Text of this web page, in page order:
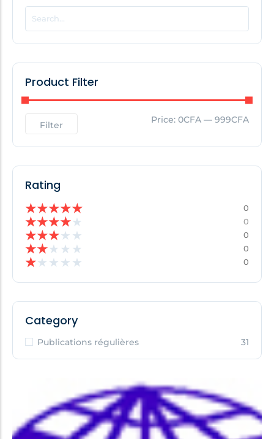
POPULAR THIS WEEK
No Posts Found!
No Posts Found!
Product Filter
Filter Price: 0CFA — 999CFA
Rating
★★★★★ 0
★★★★★ 0
★★★★ ★ 0
★★★ ★ ★ 0
★★ ★ ★ ★ 0
Category
Publications régulières 31